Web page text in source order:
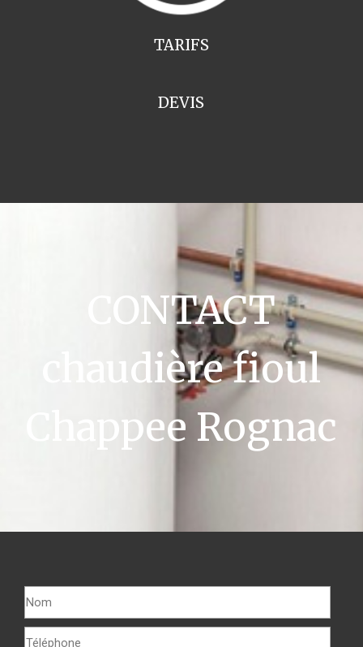
TARIFS
DEVIS
CONTACT
chaudière fioul
Chappee Rognac